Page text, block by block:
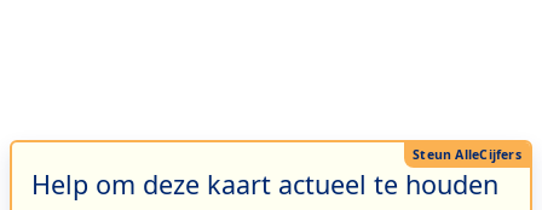
Help om deze kaart actueel te houden